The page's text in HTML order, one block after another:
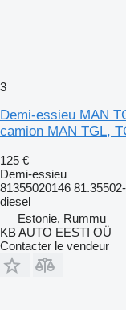
3
Demi-essieu MAN
camion MAN TGL,
125 €
Demi-essieu
81355020146
diesel
Estonie, Rummu
KB AUTO EESTI OÜ
Contacter le vendeur